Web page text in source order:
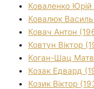
Коваленко
Ковалюк
Ковач Антон
Ковтун Віктор
Коган-Шац
Козак Едвард
Козик Віктор